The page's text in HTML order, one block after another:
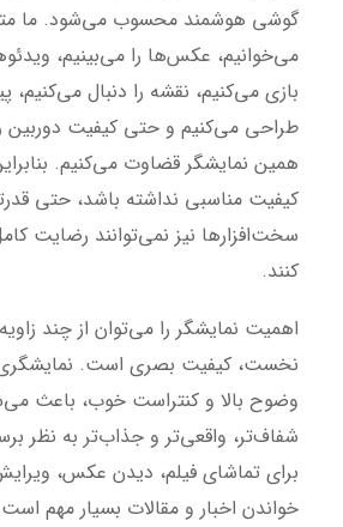
گوشی هوشمند محسوب می‌شود. ما
می‌خوانیم، عکس‌ها را می‌بینیم،
بازی می‌کنیم، نقشه را دنبال می‌کنیم،
طراحی می‌کنیم و حتی کیفیت دوربین
همین نمایشگر قضاوت می‌کنیم.
کیفیت مناسبی نداشته باشد، حتی
سخت‌افزارها نیز نمی‌توانند رضایت
کنند.
اهمیت نمایشگر را می‌توان از چند
نخست، کیفیت بصری است. نمایشگری
وضوح بالا و کنتراست خوب، باعث
شفاف‌تر، واقعی‌تر و جذاب‌تر به نظر
برای تماشای فیلم، دیدن عکس،
خواندن اخبار و مقالات بسیار مهم